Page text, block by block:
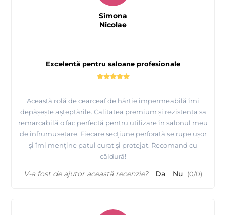
Excelentă pentru saloane profesionale
Această rolă de cearceaf de hârtie impermeabilă îmi
depășește așteptările. Calitatea premium și rezistența sa
remarcabilă o fac perfectă pentru utilizare în salonul meu
de înfrumusețare. Fiecare secțiune perforată se rupe ușor
și îmi menține patul curat și protejat. Recomand cu
căldură!
Simona
Nicolae
V-a fost de ajutor această recenzie? Da Nu (0/0)